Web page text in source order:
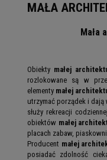
MAŁA
Mała
Obiekty małej
rozlokowane są w
elementy małej
utrzymać porządek i
służy rekreacji
obiektów małej
placach zabaw,
Producent małej
posiadać zdolność